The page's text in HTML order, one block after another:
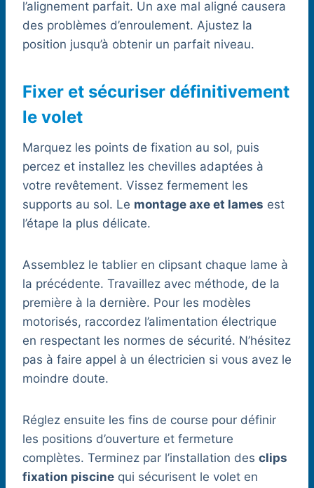
l’alignement parfait. Un axe mal aligné causera
des problèmes d’enroulement. Ajustez la
position jusqu’à obtenir un parfait niveau.
Fixer et sécuriser définitivement
le volet
Marquez les points de fixation au sol, puis
percez et installez les chevilles adaptées à
votre revêtement. Vissez fermement les
supports au sol. Le montage axe et lames est
l’étape la plus délicate.
Assemblez le tablier en clipsant chaque lame à
la précédente. Travaillez avec méthode, de la
première à la dernière. Pour les modèles
motorisés, raccordez l’alimentation électrique
en respectant les normes de sécurité. N’hésitez
pas à faire appel à un électricien si vous avez le
moindre doute.
Réglez ensuite les fins de course pour définir
les positions d’ouverture et fermeture
complètes. Terminez par l’installation des clips
fixation piscine qui sécurisent le volet en